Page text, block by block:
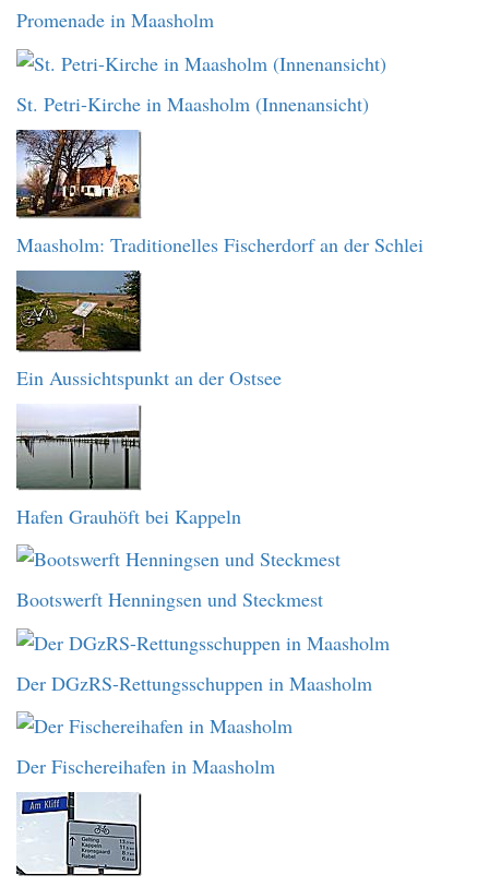
Promenade in Maasholm
St. Petri-Kirche in Maasholm (Innenansicht)
Maasholm: Traditionelles Fischerdorf an der Schlei
Ein Aussichtspunkt an der Ostsee
Hafen Grauhöft bei Kappeln
Bootswerft Henningsen und Steckmest
Der DGzRS-Rettungsschuppen in Maasholm
Der Fischereihafen in Maasholm